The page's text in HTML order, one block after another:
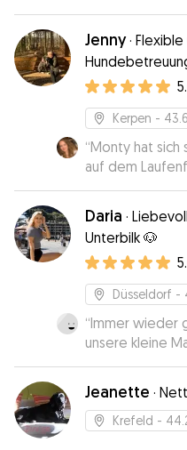
sind sehr
einen
ist. Auch die
prima geklappt.
vertrauensvolle
Jenny· Flexible
Kerpen -
“Monty hat sich
auf dem
zurück und
danke für die
Daria ·
Unterbilk 🐶
Düsseldorf -
“Immer wieder
unsere kleine
& zufrieden als
haben. Danke✨
Jeanette ·
Krefeld -